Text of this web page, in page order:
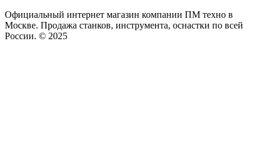
Официальный интернет магазин компании ПМ техно в
Москве. Продажа станков, инструмента, оснастки по всей
России. © 2025